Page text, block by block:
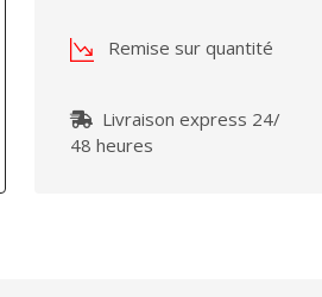
Remise sur quantité
Livraison express 24/
48 heures